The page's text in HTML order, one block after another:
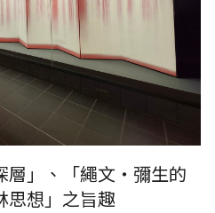
層」、「繩文・彌生的
思想」之旨趣